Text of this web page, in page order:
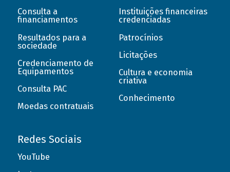
Consulta a
financiamentos
Resultados para a
sociedade
Credenciamento de
Equipamentos
Consulta PAC
Moedas contratuais
Instituições financeiras
credenciadas
Patrocínios
Licitações
Cultura e economia
criativa
Conhecimento
Redes Sociais
YouTube